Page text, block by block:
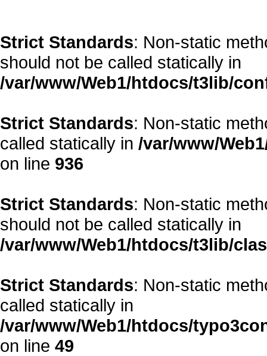
Strict Standards: Non-static
should not be called statically in
/var/www/Web1/htdocs/t3lib/
Strict Standards: Non-static
called statically in /var/www/
on line 936
Strict Standards: Non-static
should not be called statically in
/var/www/Web1/htdocs/t3lib/
Strict Standards: Non-static
called statically in
/var/www/Web1/htdocs/
on line 49